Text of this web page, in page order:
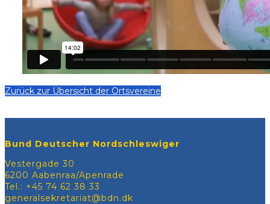
Zurück zur Übersicht der Ortsvereine
Bund Deutscher Nordschleswiger
Vestergade 30
6200 Aabenraa/Apenrade
Tel.: +45 74 62 38 33
generalsekretariat@bdn.dk